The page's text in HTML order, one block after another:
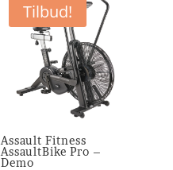
Tilbud!
Assault Fitness
AssaultBike Pro –
Demo